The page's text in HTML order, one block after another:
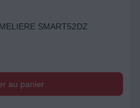
SMART52DZ
au panier